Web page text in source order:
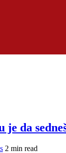
da
2 min read